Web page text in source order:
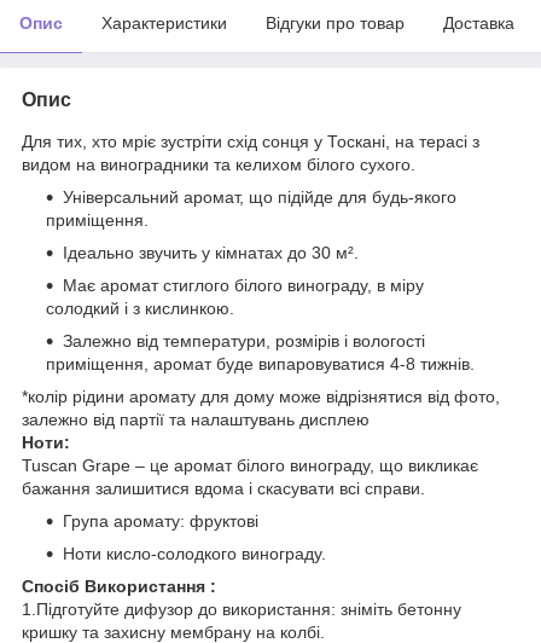
Опис Характеристики Відгуки про товар Доставка
Опис
Для тих, хто мріє зустріти схід сонця у Тоскані, на терасі з
видом на виноградники та келихом білого сухого.
Універсальний аромат, що підійде для будь-якого
приміщення.
Ідеально звучить у кімнатах до 30 м².
Має аромат стиглого білого винограду, в міру
солодкий і з кислинкою.
Залежно від температури, розмірів і вологості
приміщення, аромат буде випаровуватися 4-8 тижнів.
*колір рідини аромату для дому може відрізнятися від фото,
залежно від партії та налаштувань дисплею
Ноти:
Tuscan Grape – це аромат білого винограду, що викликає
бажання залишитися вдома і скасувати всі справи.
Група аромату: фруктові
Ноти кисло-солодкого винограду.
Спосіб Використання :
1.Підготуйте дифузор до використання: зніміть бетонну
кришку та захисну мембрану на колбі.